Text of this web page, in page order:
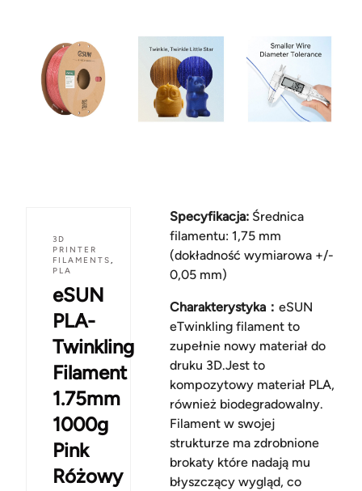
3D
PRINTER
FILAMENTS,
PLA
eSUN
PLA-
Twinkling
Filament
1.75mm
1000g
Pink
Różowy
Specyfikacja: Średnica
filamentu: 1,75 mm
(dokładność wymiarowa +/-
0,05 mm)
Charakterystyka： eSUN
eTwinkling filament to
zupełnie nowy materiał do
druku 3D.Jest to
kompozytowy materiał PLA,
również biodegradowalny.
Filament w swojej
strukturze ma zdrobnione
brokaty które nadają mu
błyszczący wygląd, co